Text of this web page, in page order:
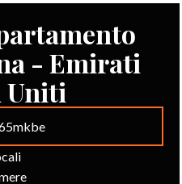
- Emirati
Uniti